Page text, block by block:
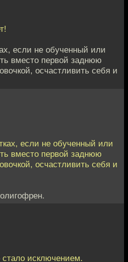
если не обученный или
вместо первой заднюю
осчастливить себя и
если не обученный или
вместо первой заднюю
осчастливить себя и
исключением.